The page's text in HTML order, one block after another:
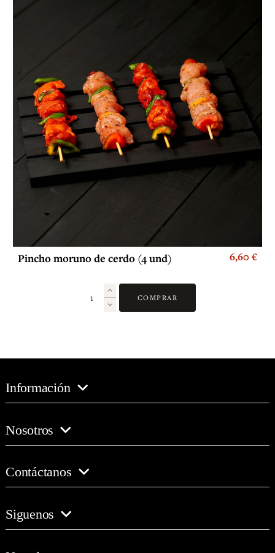
Pincho moruno de cerdo (4 und) 6,60 €
COMPRAR
Información
Nosotros
Contáctanos
Siguenos